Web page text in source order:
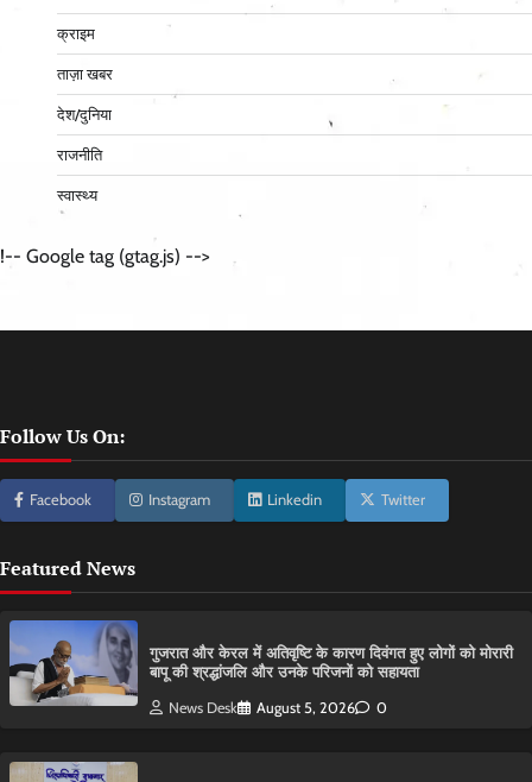
क्राइम
ताज़ा खबर
देश/दुनिया
राजनीति
स्वास्थ्य
!-- Google tag (gtag.js) -->
Follow Us On:
Facebook Instagram Linkedin Twitter
Featured News
गुजरात और केरल में अतिवृष्टि के कारण दिवंगत हुए लोगों को मोरारी
बापू की श्रद्धांजलि और उनके परिजनों को सहायता
News Desk August 5, 2026 0